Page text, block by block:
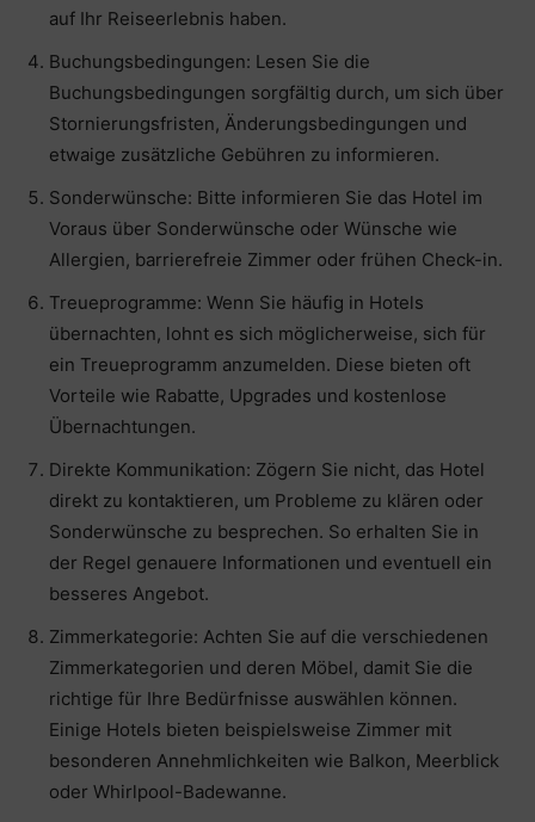
auf Ihr Reiseerlebnis haben.
Buchungsbedingungen: Lesen Sie die
Buchungsbedingungen sorgfältig durch, um sich über
Stornierungsfristen, Änderungsbedingungen und
etwaige zusätzliche Gebühren zu informieren.
Sonderwünsche: Bitte informieren Sie das Hotel im
Voraus über Sonderwünsche oder Wünsche wie
Allergien, barrierefreie Zimmer oder frühen Check-in.
Treueprogramme: Wenn Sie häufig in Hotels
übernachten, lohnt es sich möglicherweise, sich für
ein Treueprogramm anzumelden. Diese bieten oft
Vorteile wie Rabatte, Upgrades und kostenlose
Übernachtungen.
Direkte Kommunikation: Zögern Sie nicht, das Hotel
direkt zu kontaktieren, um Probleme zu klären oder
Sonderwünsche zu besprechen. So erhalten Sie in
der Regel genauere Informationen und eventuell ein
besseres Angebot.
Zimmerkategorie: Achten Sie auf die verschiedenen
Zimmerkategorien und deren Möbel, damit Sie die
richtige für Ihre Bedürfnisse auswählen können.
Einige Hotels bieten beispielsweise Zimmer mit
besonderen Annehmlichkeiten wie Balkon, Meerblick
oder Whirlpool-Badewanne.